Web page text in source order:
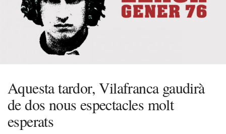
Aquesta tardor, Vilafranca gaudirà
de dos nous espectacles molt
esperats